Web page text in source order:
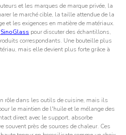
et les marques de marque privée, la
le marché cible, la taille attendue de la
et les exigences en matière de matériaux.
SinoGlass pour discuter des échantillons,
correspondants. Une bouteille plus
mais elle devient plus forte grâce à
rôle dans les outils de cuisine, mais ils
le maintien de l'huile et le mélange des
direct avec le support, absorbe
souvent près de sources de chaleur. Ces